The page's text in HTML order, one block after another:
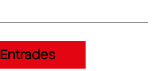
Entrades